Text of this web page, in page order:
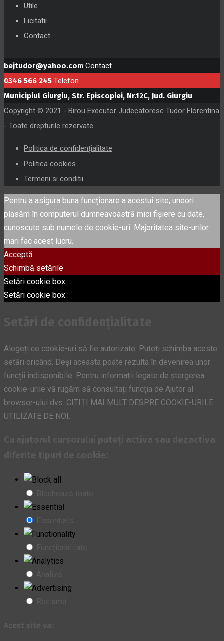
Utile
Licitatii
Contact
bejtudor@yahoo.com Contact
0346 566 245 Telefon
Municipiul Giurgiu, Str. Episcopiei, Nr.12C, Jud. Giurgiu
Copyright © 2021 - Birou Executor Judecatoresc Tudor Florentina
- Toate drepturile rezervate
Politica de confidențialitate
Politica cookies
Termeni si conditii
Pentru a asigura buna funcționare a acestui site, uneori
plasăm în computerul dumneavoastră mici fișiere cu date,
cunoscute sub numele de cookie-uri. Majoritatea site-urilor
mari fac acest lucru.
Acceptă
Schimbă setările
Setări cookie box
Setări cookie box
Alegeți ce cookie-uri să fie autorizate. Puteți schimba aceste
setări oricând. Deși aceasta poate rezulta în devenirea unor
funcții indisponibile. Pentru informații legate de ștergerea
cookie-urile vă rugăm să consultați funcția de Ajutor al
browser-ului dvs. CITIȚI MAI MULT DESPRE COOKIE-URILE
UTILIZATE DE NOI.